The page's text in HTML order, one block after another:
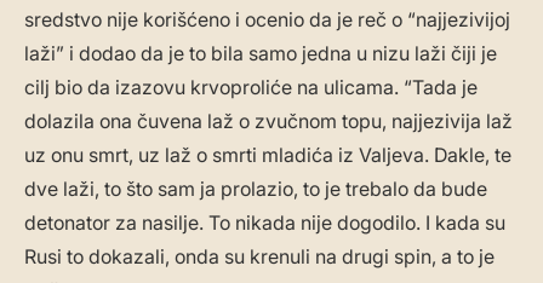
sredstvo nije korišćeno i ocenio da je reč o “najjezivijoj
laži” i dodao da je to bila samo jedna u nizu laži čiji je
cilj bio da izazovu krvoproliće na ulicama. “Tada je
dolazila ona čuvena laž o zvučnom topu, najjezivija laž
uz onu smrt, uz laž o smrti mladića iz Valjeva. Dakle, te
dve laži, to što sam ja prolazio, to je trebalo da bude
detonator za nasilje. To nikada nije dogodilo. I kada su
Rusi to dokazali, onda su krenuli na drugi spin, a to je